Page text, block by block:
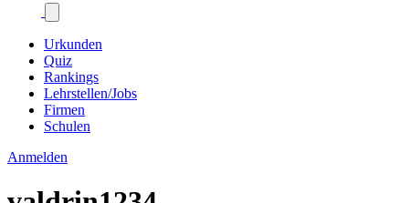
Urkunden
Quiz
Rankings
Lehrstellen/Jobs
Firmen
Schulen
Anmelden